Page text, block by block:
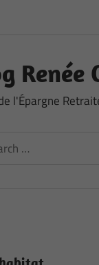
Renée
l'Épargne